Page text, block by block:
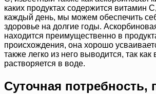
каких продуктах содержится витамин
каждый день, мы можем обеспечить
здоровье на долгие годы.
находится преимущественно в
происхождения, она хорошо
также легко из него выводится, так
растворяется в воде.
Суточная потребность,